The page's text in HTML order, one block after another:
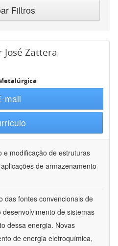
Filtros
José Zattera
mail
e modificação de estruturas
de armazenamento
das fontes convencionais de
de sistemas
dessa energia. Novas
de energia eletroquímica,